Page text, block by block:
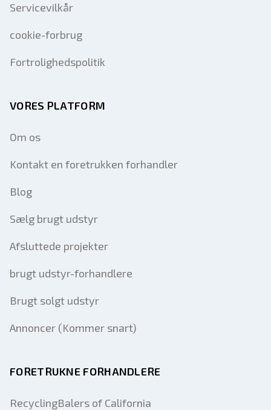
Servicevilkår
cookie-forbrug
Fortrolighedspolitik
VORES PLATFORM
Om os
Kontakt en foretrukken forhandler
Blog
Sælg brugt udstyr
Afsluttede projekter
brugt udstyr-forhandlere
Brugt solgt udstyr
Annoncer (Kommer snart)
FORETRUKNE FORHANDLERE
RecyclingBalers of California